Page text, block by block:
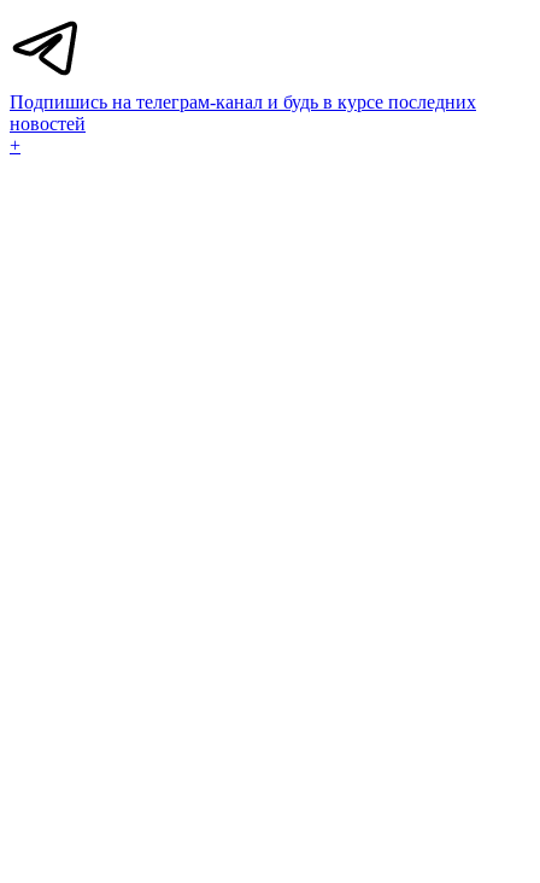
Подпишись на телеграм-канал и будь в курсе последних
новостей
+